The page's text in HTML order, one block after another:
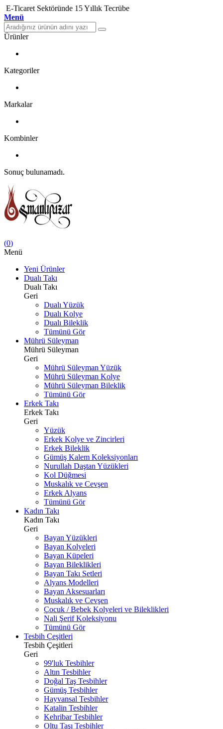
E-Ticaret Sektöründe 15 Yıllık Tecrübe
Menü
Ürünler
Kategoriler
Markalar
Kombinler
Sonuç bulunamadı.
(0)
Menü
Yeni Ürünler
Dualı Takı
Dualı Takı
Geri
Dualı Yüzük
Dualı Kolye
Dualı Bileklik
Tümünü Gör
Mührü Süleyman
Mührü Süleyman
Geri
Mührü Süleyman Yüzük
Mührü Süleyman Kolye
Mührü Süleyman Bileklik
Tümünü Gör
Erkek Takı
Erkek Takı
Geri
Yüzük
Erkek Kolye ve Zincirleri
Erkek Bileklik
Gümüş Kalem Koleksiyonları
Nurullah Daştan Yüzükleri
Kol Düğmesi
Muskalık ve Cevşen
Erkek Alyans
Tümünü Gör
Kadın Takı
Kadın Takı
Geri
Bayan Yüzükleri
Bayan Kolyeleri
Bayan Küpeleri
Bayan Bileklikleri
Bayan Takı Setleri
Alyans Modelleri
Bayan Aksesuarları
Muskalık ve Cevşen
Çocuk / Bebek Kolyeleri ve Bileklikleri
Nali Şerif Koleksiyonu
Tümünü Gör
Tesbih Çeşitleri
Tesbih Çeşitleri
Geri
99'luk Tesbihler
Altın Tesbihler
Doğal Taş Tesbihler
Gümüş Tesbihler
Hayvansal Tesbihler
Katalin Tesbihler
Kehribar Tesbihler
Oltu Taşı Tesbihler